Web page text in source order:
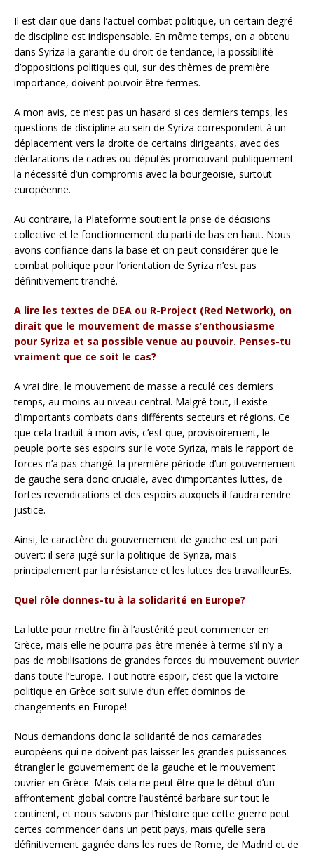
Il est clair que dans l’actuel combat politique, un certain degré
de discipline est indispensable. En même temps, on a obtenu
dans Syriza la garantie du droit de tendance, la possibilité
d’oppositions politiques qui, sur des thèmes de première
importance, doivent pouvoir être fermes.
A mon avis, ce n’est pas un hasard si ces derniers temps, les
questions de discipline au sein de Syriza correspondent à un
déplacement vers la droite de certains dirigeants, avec des
déclarations de cadres ou députés promouvant publiquement
la nécessité d’un compromis avec la bourgeoisie, surtout
européenne.
Au contraire, la Plateforme soutient la prise de décisions
collective et le fonctionnement du parti de bas en haut. Nous
avons confiance dans la base et on peut considérer que le
combat politique pour l’orientation de Syriza n’est pas
définitivement tranché.
A lire les textes de DEA ou R-Project (Red Network), on
dirait que le mouvement de masse s’enthousiasme
pour Syriza et sa possible venue au pouvoir. Penses-tu
vraiment que ce soit le cas?
A vrai dire, le mouvement de masse a reculé ces derniers
temps, au moins au niveau central. Malgré tout, il existe
d’importants combats dans différents secteurs et régions. Ce
que cela traduit à mon avis, c’est que, provisoirement, le
peuple porte ses espoirs sur le vote Syriza, mais le rapport de
forces n’a pas changé: la première période d’un gouvernement
de gauche sera donc cruciale, avec d’importantes luttes, de
fortes revendications et des espoirs auxquels il faudra rendre
justice.
Ainsi, le caractère du gouvernement de gauche est un pari
ouvert: il sera jugé sur la politique de Syriza, mais
principalement par la résistance et les luttes des travailleurEs.
Quel rôle donnes-tu à la solidarité en Europe?
La lutte pour mettre fin à l’austérité peut commencer en
Grèce, mais elle ne pourra pas être menée à terme s’il n’y a
pas de mobilisations de grandes forces du mouvement ouvrier
dans toute l’Europe. Tout notre espoir, c’est que la victoire
politique en Grèce soit suivie d’un effet dominos de
changements en Europe!
Nous demandons donc la solidarité de nos camarades
européens qui ne doivent pas laisser les grandes puissances
étrangler le gouvernement de la gauche et le mouvement
ouvrier en Grèce. Mais cela ne peut être que le début d’un
affrontement global contre l’austérité barbare sur tout le
continent, et nous savons par l’histoire que cette guerre peut
certes commencer dans un petit pays, mais qu’elle sera
définitivement gagnée dans les rues de Rome, de Madrid et de